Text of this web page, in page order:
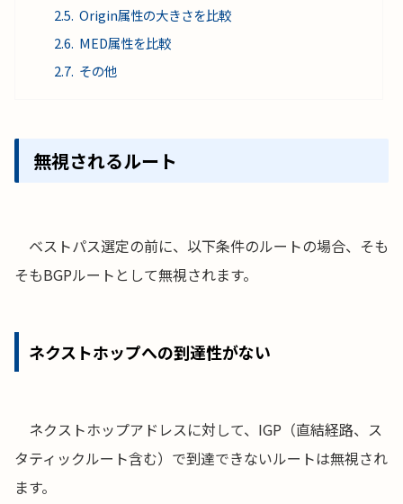
Origin属性の大きさを比較
MED属性を比較
その他
無視されるルート
ベストパス選定の前に、以下条件のルートの場合、そも
そもBGPルートとして無視されます。
ネクストホップへの到達性がない
ネクストホップアドレスに対して、IGP（直結経路、ス
タティックルート含む）で到達できないルートは無視され
ます。